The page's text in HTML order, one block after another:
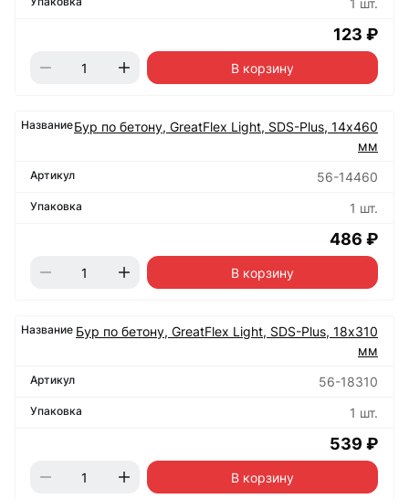
1 шт.
123 ₽
В корзину
Бур по бетону, GreatFlex Light, SDS-Plus, 14х460
мм
56-14460
1 шт.
486 ₽
В корзину
Бур по бетону, GreatFlex Light, SDS-Plus, 18х310
мм
56-18310
1 шт.
539 ₽
В корзину